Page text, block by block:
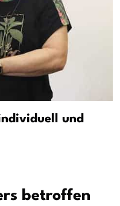
und
betroffen